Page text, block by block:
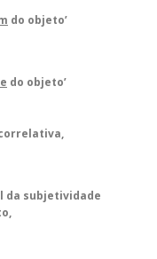
do objeto’
do objeto’
da subjetividade